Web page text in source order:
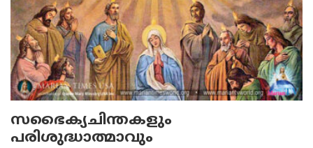
സഭൈക്യചിന്തകളും
പരിശുദ്ധാത്മാവും